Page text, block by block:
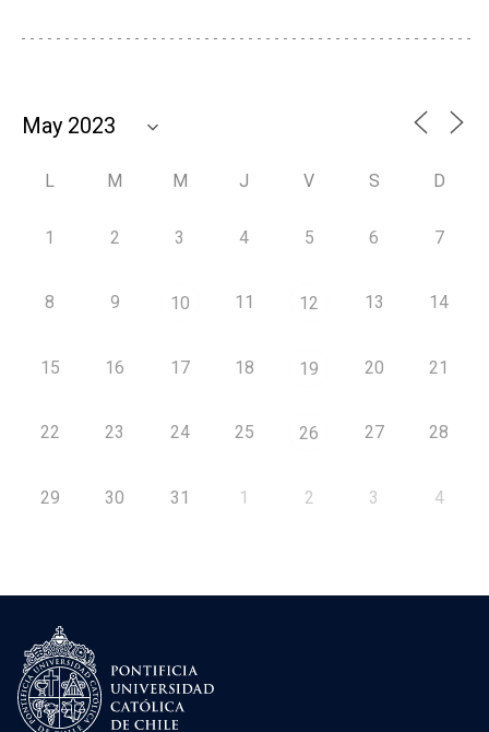
L M M J V S D
1 2 3 4 5 6 7
8 9 10 11 12 13 14
15 16 17 18 19 20 21
22 23 24 25 26 27 28
29 30 31 1 2 3 4